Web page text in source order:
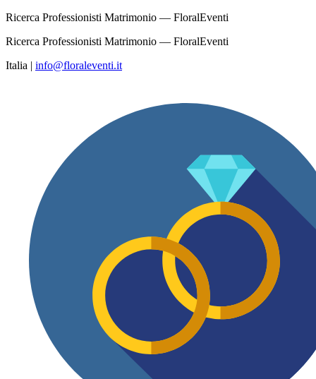
Ricerca Professionisti Matrimonio — FloralEventi
Ricerca Professionisti Matrimonio — FloralEventi
Italia | info@floraleventi.it